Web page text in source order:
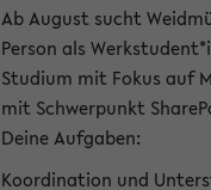
Ab August sucht
Person als
Studium mit Fokus auf
mit Schwerpunkt
Deine Aufgaben:
Koordination und